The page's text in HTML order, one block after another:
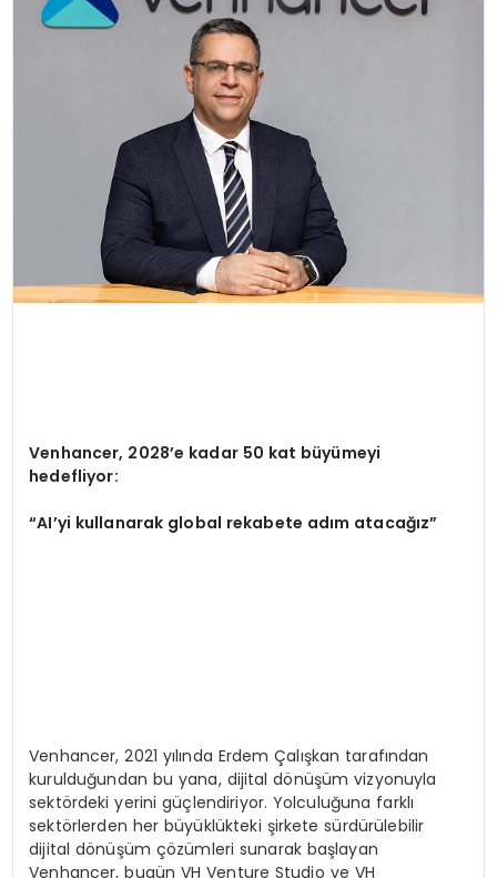
Venhancer, 2028’e kadar 50 kat büyümeyi
hedefliyor:
“AI’yi kullanarak global rekabete adım atacağız”
Venhancer, 2021 yılında Erdem Çalışkan tarafından
kurulduğundan bu yana, dijital dönüşüm vizyonuyla
sektördeki yerini güçlendiriyor. Yolculuğuna farklı
sektörlerden her büyüklükteki şirkete sürdürülebilir
dijital dönüşüm çözümleri sunarak başlayan
Venhancer, bugün VH Venture Studio ve VH